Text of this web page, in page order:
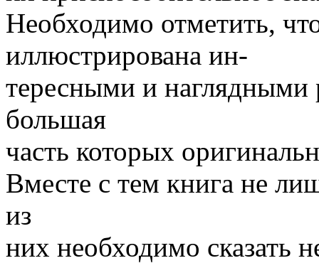
Необходимо отметить,
иллюстрирована ин-
тересными и
большая
часть которых
Вместе с тем книга не
из
них необходимо сказать